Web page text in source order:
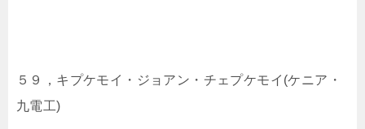
５９，キプケモイ・ジョアン・チェプケモイ(ケニア・
九電工)